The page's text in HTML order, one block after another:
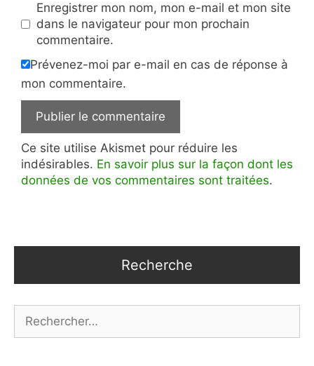
Enregistrer mon nom, mon e-mail et mon site
dans le navigateur pour mon prochain
commentaire.
Prévenez-moi par e-mail en cas de réponse à
mon commentaire.
Ce site utilise Akismet pour réduire les
indésirables. En savoir plus sur la façon dont les
données de vos commentaires sont traitées.
Recherche